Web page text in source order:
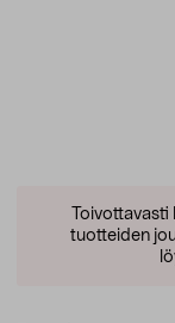
tuotteiden